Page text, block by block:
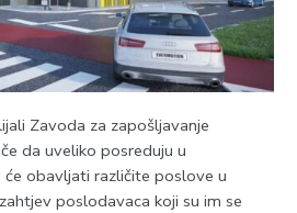
Zavoda za zapošljavanje
da uveliko posreduju u
će obavljati različite poslove u
poslodavaca koji su im se